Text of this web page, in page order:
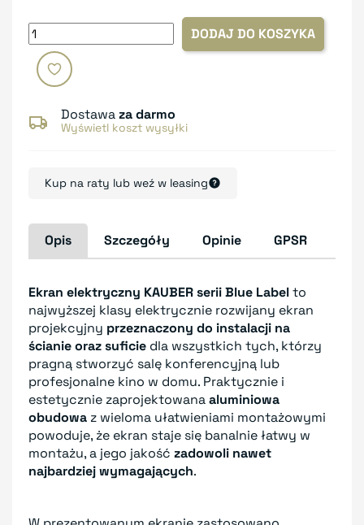
DODAJ DO KOSZYKA
Dostawaza darmo
Wyświetl koszt wysyłki
Kup na raty lub weź w leasing
Opis Szczegóły Opinie GPSR
Ekran elektryczny KAUBER serii Blue Labelto
najwyższej klasy elektrycznie rozwijany ekran
projekcyjny przeznaczony do instalacji na
ścianie oraz suficie dla wszystkich tych, którzy
pragną stworzyć salę konferencyjną lub
profesjonalne kino w domu. Praktycznie i
estetycznie zaprojektowanaaluminiowa
obudowa z wieloma ułatwieniami montażowymi
powoduje, że ekran staje się banalnie łatwy w
montażu, a jego jakość zadowoli nawet
najbardziej wymagających.